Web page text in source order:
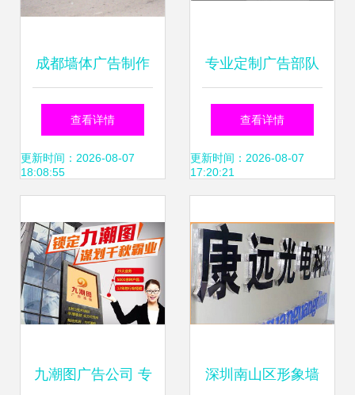
成都墙体广告制作
的数字化跃升 软件
销售赋能传统广
查看详情
更新时间：2026-08-07
18:08:55
专业定制广告部队
灯箱，点亮宿豫区
军民融合新风采
告制品厂力作
查看详情
更新时间：2026-08-07
17:20:21
九潮图广告公司 专 深圳南山区形象墙